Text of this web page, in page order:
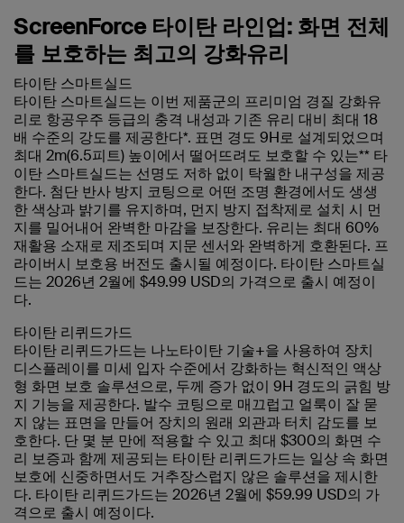
ScreenForce 타이탄 라인업: 화면 전체
를 보호하는 최고의 강화유리
타이탄 스마트실드
타이탄 스마트실드는 이번 제품군의 프리미엄 경질 강화유
리로 항공우주 등급의 충격 내성과 기존 유리 대비 최대 18
배 수준의 강도를 제공한다*. 표면 경도 9H로 설계되었으며
최대 2m(6.5피트) 높이에서 떨어뜨려도 보호할 수 있는** 타
이탄 스마트실드는 선명도 저하 없이 탁월한 내구성을 제공
한다. 첨단 반사 방지 코팅으로 어떤 조명 환경에서도 생생
한 색상과 밝기를 유지하며, 먼지 방지 접착제로 설치 시 먼
지를 밀어내어 완벽한 마감을 보장한다. 유리는 최대 60%
재활용 소재로 제조되며 지문 센서와 완벽하게 호환된다. 프
라이버시 보호용 버전도 출시될 예정이다. 타이탄 스마트실
드는 2026년 2월에 $49.99 USD의 가격으로 출시 예정이
다.
타이탄 리퀴드가드
타이탄 리퀴드가드는 나노타이탄 기술+을 사용하여 장치
디스플레이를 미세 입자 수준에서 강화하는 혁신적인 액상
형 화면 보호 솔루션으로, 두께 증가 없이 9H 경도의 긁힘 방
지 기능을 제공한다. 발수 코팅으로 매끄럽고 얼룩이 잘 묻
지 않는 표면을 만들어 장치의 원래 외관과 터치 감도를 보
호한다. 단 몇 분 만에 적용할 수 있고 최대 $300의 화면 수
리 보증과 함께 제공되는 타이탄 리퀴드가드는 일상 속 화면
보호에 신중하면서도 거추장스럽지 않은 솔루션을 제시한
다. 타이탄 리퀴드가드는 2026년 2월에 $59.99 USD의 가
격으로 출시 예정이다.